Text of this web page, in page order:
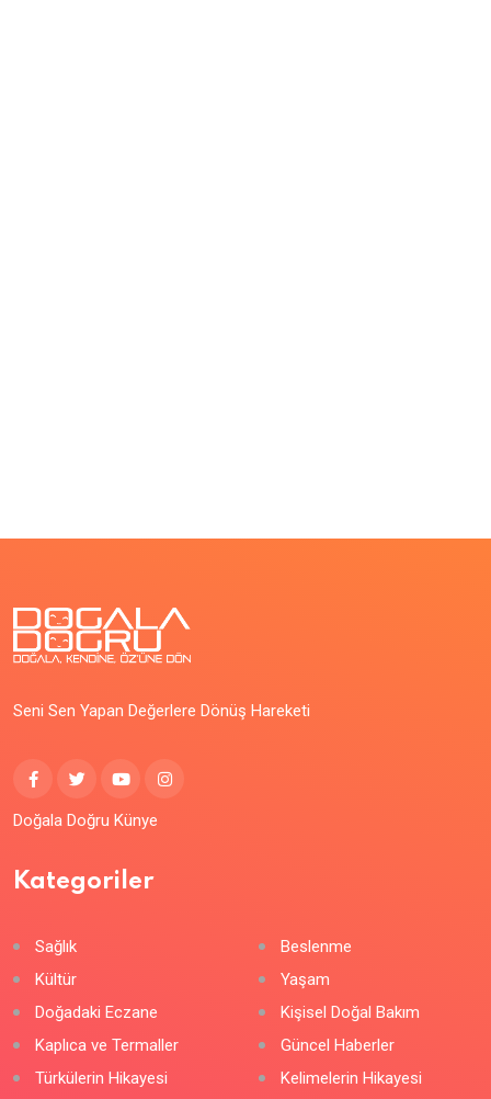
Seni Sen Yapan Değerlere Dönüş Hareketi
Doğala Doğru Künye
Kategoriler
Sağlık
Beslenme
Kültür
Yaşam
Doğadaki Eczane
Kişisel Doğal Bakım
Kaplıca ve Termaller
Güncel Haberler
Türkülerin Hikayesi
Kelimelerin Hikayesi